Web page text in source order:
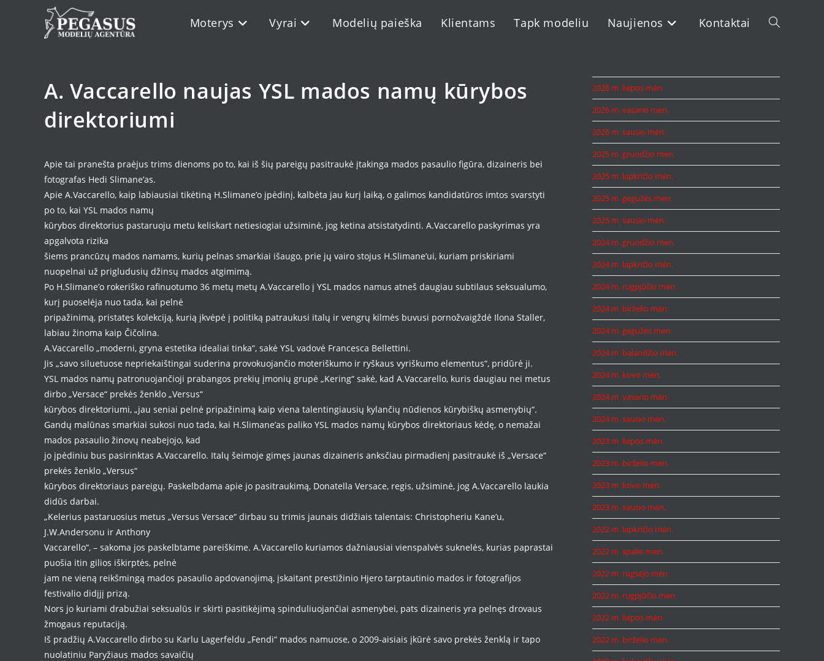
Moterys Vyrai Modelių paieška Klientams Tapk modeliu Naujienos Kontaktai Toggle
A. Vaccarello naujas YSL mados namų kūrybos
direktoriumi
Apie tai pranešta praėjus trims dienoms po to, kai iš šių pareigų pasitraukė įtakinga mados pasaulio figūra, dizaineris bei
fotografas Hedi Slimane’as.
Apie A.Vaccarello, kaip labiausiai tikėtiną H.Slimane’o įpėdinį, kalbėta jau kurį laiką, o galimos kandidatūros imtos svarstyti
po to, kai YSL mados namų
kūrybos direktorius pastaruoju metu keliskart netiesiogiai užsiminė, jog ketina atsistatydinti. A.Vaccarello paskyrimas yra
apgalvota rizika
šiems prancūzų mados namams, kurių pelnas smarkiai išaugo, prie jų vairo stojus H.Slimane’ui, kuriam priskiriami
nuopelnai už prigludusių džinsų mados atgimimą.
Po H.Slimane’o rokeriško rafinuotumo 36 metų metų A.Vaccarello į YSL mados namus atneš daugiau subtilaus seksualumo,
kurį puoselėja nuo tada, kai pelnė
pripažinimą, pristatęs kolekciją, kurią įkvėpė į politiką patraukusi italų ir vengrų kilmės buvusi pornožvaigždė Ilona Staller,
labiau žinoma kaip Čičolina.
A.Vaccarello „moderni, gryna estetika idealiai tinka“, sakė YSL vadovė Francesca Bellettini.
Jis „savo siluetuose nepriekaištingai suderina provokuojančio moteriškumo ir ryškaus vyriškumo elementus“, pridūrė ji.
YSL mados namų patronuojančioji prabangos prekių įmonių grupė „Kering“ sakė, kad A.Vaccarello, kuris daugiau nei metus
dirbo „Versace“ prekės ženklo „Versus“
kūrybos direktoriumi, „jau seniai pelnė pripažinimą kaip viena talentingiausių kylančių nūdienos kūrybiškų asmenybių“.
Gandų malūnas smarkiai sukosi nuo tada, kai H.Slimane’as paliko YSL mados namų kūrybos direktoriaus kėdę, o nemažai
mados pasaulio žinovų neabejojo, kad
jo įpėdiniu bus pasirinktas A.Vaccarello. Italų šeimoje gimęs jaunas dizaineris anksčiau pirmadienį pasitraukė iš „Versace“
prekės ženklo „Versus“
kūrybos direktoriaus pareigų. Paskelbdama apie jo pasitraukimą, Donatella Versace, regis, užsiminė, jog A.Vaccarello laukia
didūs darbai.
„Kelerius pastaruosius metus „Versus Versace“ dirbau su trimis jaunais didžiais talentais: Christopheriu Kane’u,
J.W.Andersonu ir Anthony
Vaccarello“, – sakoma jos paskelbtame pareiškime. A.Vaccarello kuriamos dažniausiai vienspalvės suknelės, kurias paprastai
puošia itin gilios iškirptės, pelnė
jam ne vieną reikšmingą mados pasaulio apdovanojimą, įskaitant prestižinio Hjero tarptautinio mados ir fotografijos
festivalio didįjį prizą.
Nors jo kuriami drabužiai seksualūs ir skirti pasitikėjimą spinduliuojančiai asmenybei, pats dizaineris yra pelnęs drovaus
žmogaus reputaciją.
Iš pradžių A.Vaccarello dirbo su Karlu Lagerfeldu „Fendi“ mados namuose, o 2009-aisiais įkūrė savo prekės ženklą ir tapo
nuolatiniu Paryžiaus mados savaičių
2026 m. liepos mėn.
2026 m. vasario mėn.
2026 m. sausio mėn.
2025 m. gruodžio mėn.
2025 m. lapkričio mėn.
2025 m. gegužės mėn.
2025 m. sausio mėn.
2024 m. gruodžio mėn.
2024 m. lapkričio mėn.
2024 m. rugpjūčio mėn.
2024 m. birželio mėn.
2024 m. gegužės mėn.
2024 m. balandžio mėn.
2024 m. kovo mėn.
2024 m. vasario mėn.
2024 m. sausio mėn.
2023 m. liepos mėn.
2023 m. birželio mėn.
2023 m. kovo mėn.
2023 m. sausio mėn.
2022 m. lapkričio mėn.
2022 m. spalio mėn.
2022 m. rugsėjo mėn.
2022 m. rugpjūčio mėn.
2022 m. liepos mėn.
2022 m. birželio mėn.